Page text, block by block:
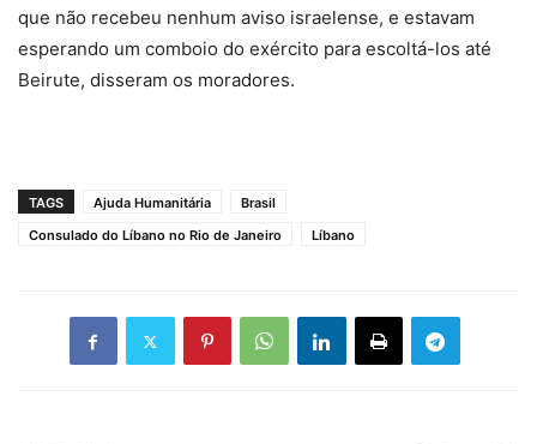
que não recebeu nenhum aviso israelense, e estavam
esperando um comboio do exército para escoltá-los até
Beirute, disseram os moradores.
TAGS Ajuda Humanitária
Brasil
Consulado do Líbano no Rio de Janeiro
Líbano